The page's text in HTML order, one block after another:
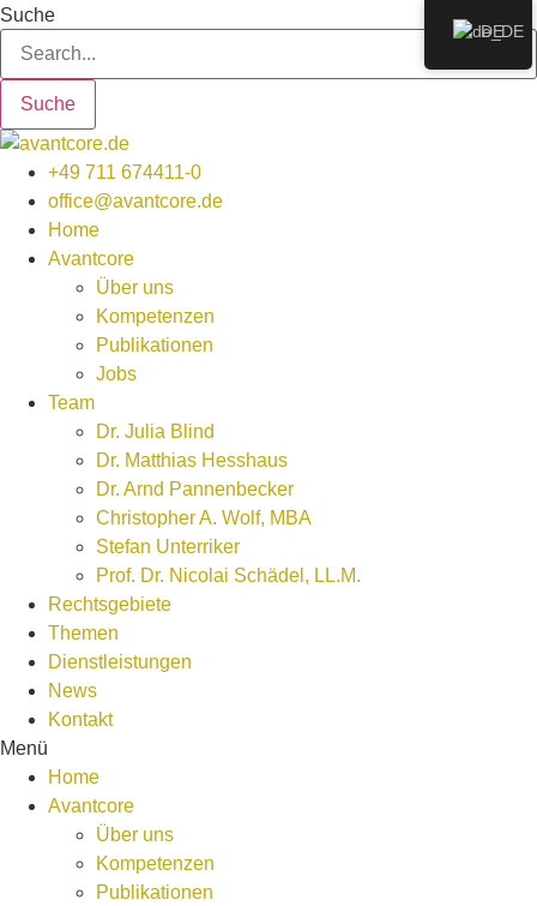
Zum
Inhalt
Suche
Suche
+49 711 674411-0
office@avantcore.de
Home
Avantcore
Über uns
Kompetenzen
Publikationen
Jobs
Team
Dr. Julia Blind
Dr. Matthias Hesshaus
Dr. Arnd Pannenbecker
Christopher A. Wolf, MBA
Stefan Unterriker
Prof. Dr. Nicolai Schädel, LL.M.
Rechtsgebiete
Themen
Dienstleistungen
News
Kontakt
Menü
Home
Avantcore
Über uns
Kompetenzen
Publikationen
DE